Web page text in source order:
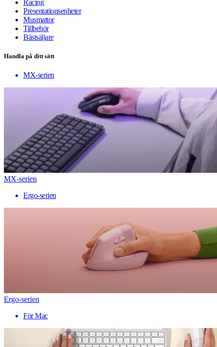
Racing
Presentationsenheter
Musmattor
Tillbehör
Bästsäljare
Handla på ditt sätt
MX-serien
MX-serien
Ergo-serien
Ergo-serien
För Mac